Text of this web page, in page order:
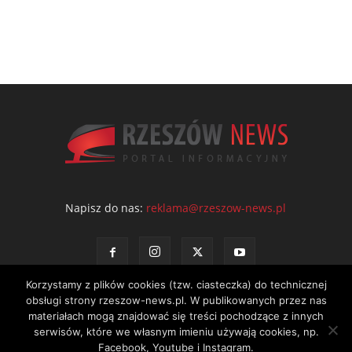
Napisz do nas: reklama@rzeszow-news.pl
Kontakt Polityka prywatności Regulamin portalu
Korzystamy z plików cookies (tzw. ciasteczka) do technicznej
obsługi strony rzeszow-news.pl. W publikowanych przez nas
materiałach mogą znajdować się treści pochodzące z innych
serwisów, które we własnym imieniu używają cookies, np.
Facebook, Youtube i Instagram.